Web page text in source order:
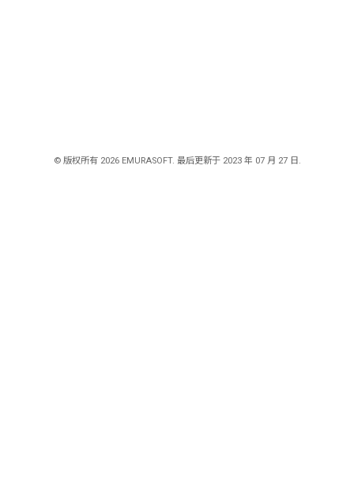
© 版权所有 2026 EMURASOFT. 最后更新于 2023 年 07 月 27 日.